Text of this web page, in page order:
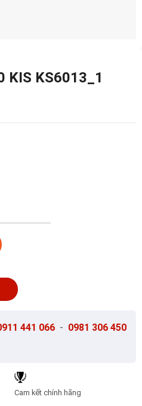
KIS KS6013_1
441 066 - 0981 306 450
Cam kết chính hãng